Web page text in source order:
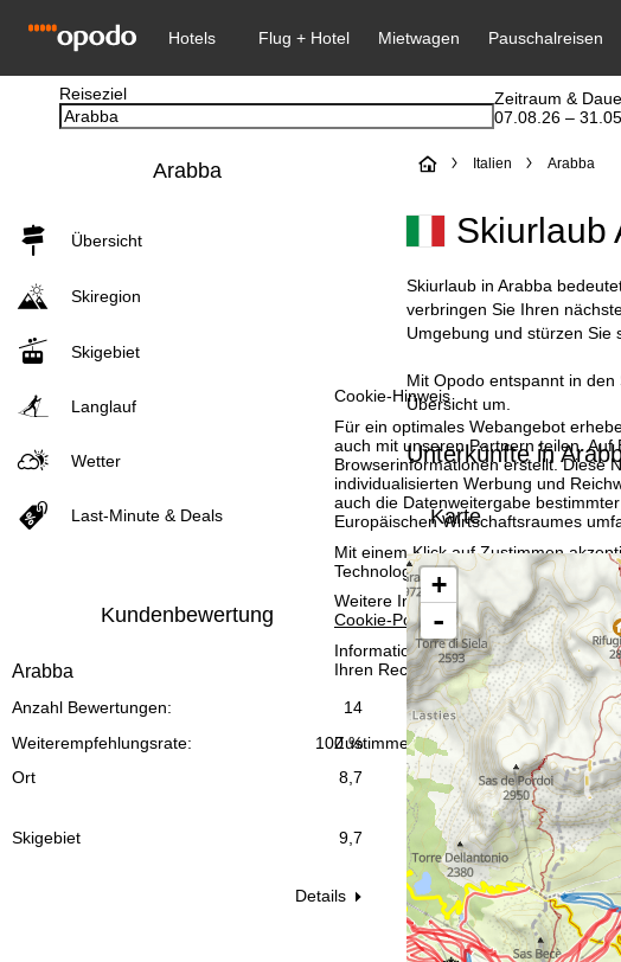
Cookie-Hinweis
Für ein optimales Webangebot
auch mit unseren Partnern teilen.
Browserinformationen erstellt. Diese
individualisierten Werbung und
auch die Datenweitergabe
Europäischen Wirtschaftsraumes
Mit einem Klick aufZustimmen
Technologien. Wenn Sie
Ablehnen
Weitere Informationen zur
Cookie-Policy.
Informationen zum Verantwortlichen
Ihren Rechten finden Sie in unserer
Zustimmen
Reiseziel
Zeitraum &
07.08.26 –
Arabba
Übersicht
Skiregion
Skigebiet
Langlauf
Wetter
Last-Minute & Deals
Kundenbewertung
Arabba
14
Anzahl Bewertungen:
100 %
Weiterempfehlungsrate:
Ort
8,7
Skigebiet 9,7
Details
S
t
r
s
e
i
t
e
Italien Arabba
Skiurlaub
Skiurlaub in Arabba
verbringen Sie Ihren
Umgebung und stürzen Sie
Mit Opodo entspannt in
Übersicht um.
Unterkünfte in
Karte
+
-